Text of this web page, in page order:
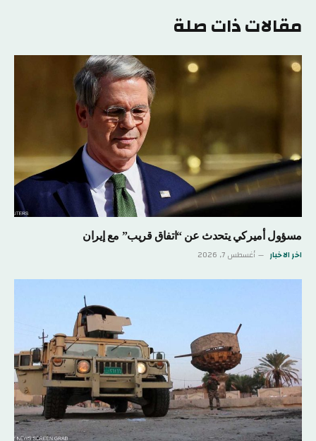
مقالات ذات صلة
مسؤول أميركي يتحدث عن “اتفاق قريب” مع إيران
اخر الاخبار أغسطس 7, 2026